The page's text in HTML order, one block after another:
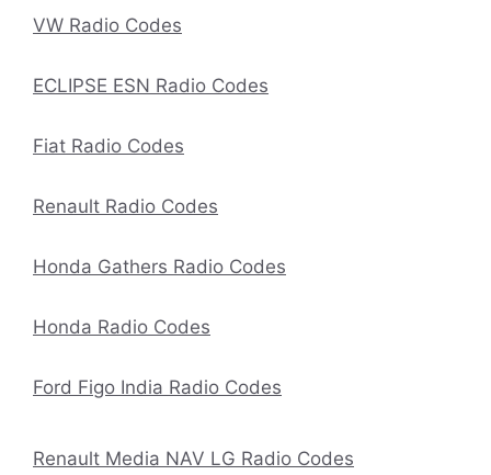
VW Radio Codes
ECLIPSE ESN Radio Codes
Fiat Radio Codes
Renault Radio Codes
Honda Gathers Radio Codes
Honda Radio Codes
Ford Figo India Radio Codes
Renault Media NAV LG Radio Codes